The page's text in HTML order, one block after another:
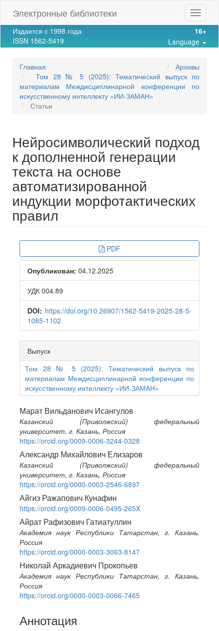
Navigation
Main
Content
Sidebar
Toggle
Электронные библиотеки
Издается с 1998 года
ISSN 1562-5419
16+
Language
Главная
Архивы
Том 28 № 5 (2025): Тематический выпуск по
материалам Междисциплинарной конференции по
искусственному интеллекту «ИИ-ЗАМАН»
Статьи
Нейросимволический подход
к дополненной генерации
текста на основе
автоматизированной
индукции морфотактических
правил
Article
Sidebar
PDF
Опубликован: 04.12.2025
УДК 004.89
DOI: https://doi.org/10.26907/1562-5419-2025-28-5-
1085-1102
Выпуск
Том 28 № 5 (2025): Тематический выпуск по
материалам Междисциплинарной конференции по
искусственному интеллекту «ИИ-ЗАМАН»
Main
Article
Content
Марат Вильданович Исангулов
Казанский (Приволжский) федеральный
университет, г. Казань, Россия
https://orcid.org/0009-0006-3244-0328
Александр Михайлович Елизаров
Казанский (Приволжский) федеральный
университет, г. Казань, Россия
https://orcid.org/0000-0003-2546-6897
Айгиз Ражапович Кунафин
https://orcid.org/0009-0006-0495-265X
Айрат Рафизович Гатиатуллин
Академия наук Республики Татарстан, г. Казань,
Россия
https://orcid.org/0000-0003-3063-8147
Николай Аркадиевич Прокопьев
Академия наук Республики Татарстан, г. Казань,
Россия
https://orcid.org/0000-0003-0066-7465
Аннотация